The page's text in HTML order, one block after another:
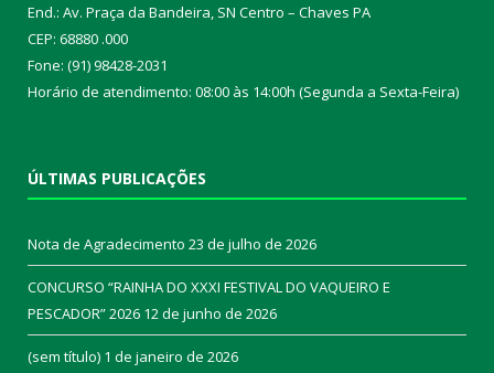
End.: Av. Praça da Bandeira, SN Centro – Chaves PA
CEP: 68880 .000
Fone: (91) 98428-2031
Horário de atendimento: 08:00 às 14:00h (Segunda a Sexta-Feira)
ÚLTIMAS PUBLICAÇÕES
Nota de Agradecimento 23 de julho de 2026
CONCURSO “RAINHA DO XXXI FESTIVAL DO VAQUEIRO E
PESCADOR” 2026 12 de junho de 2026
(sem título) 1 de janeiro de 2026